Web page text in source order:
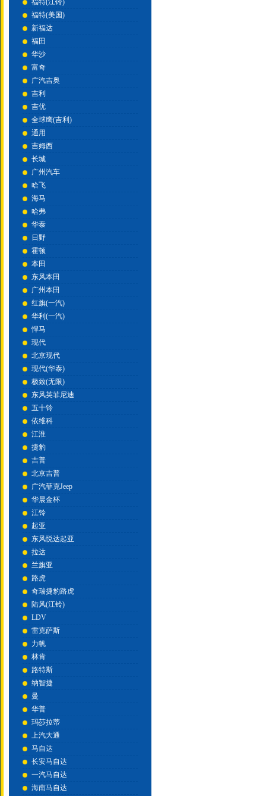
福特(江铃)
福特(美国)
新福达
福田
华沙
富奇
广汽吉奥
吉利
吉优
全球鹰(吉利)
通用
吉姆西
长城
广州汽车
哈飞
海马
哈弗
华泰
日野
霍顿
本田
东风本田
广州本田
红旗(一汽)
华利(一汽)
悍马
现代
北京现代
现代(华泰)
极致(无限)
东风英菲尼迪
五十铃
依维科
江淮
捷豹
吉普
北京吉普
广汽菲克Jeep
华晨金杯
江铃
起亚
东风悦达起亚
拉达
兰旗亚
路虎
奇瑞捷豹路虎
陆风(江铃)
LDV
雷克萨斯
力帆
林肯
路特斯
纳智捷
曼
华普
玛莎拉蒂
上汽大通
马自达
长安马自达
一汽马自达
海南马自达